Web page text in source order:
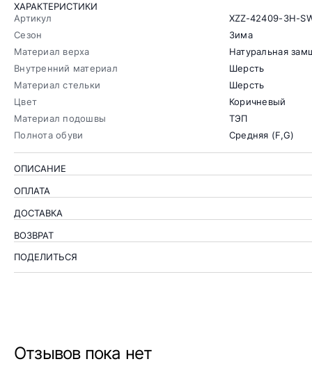
ХАРАКТЕРИСТИКИ
Артикул
XZZ-42409-3H-
Сезон
Зима
Материал верха
Натуральная
Внутренний материал
Шерсть
Материал стельки
Шерсть
Цвет
Коричневый
Материал подошвы
ТЭП
Полнота обуви
Средняя (F,G)
ОПИСАНИЕ
ОПЛАТА
ДОСТАВКА
ВОЗВРАТ
ПОДЕЛИТЬСЯ
Отзывов пока нет